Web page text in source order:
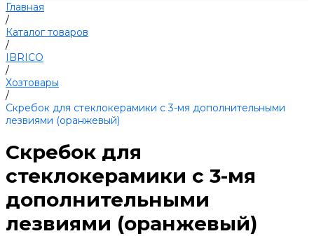
Главная
/
Каталог товаров
/
IBRICO
/
Хозтовары
/
Скребок для стеклокерамики с 3-мя дополнительными
лезвиями (оранжевый)
Скребок для
стеклокерамики с 3-мя
дополнительными
лезвиями (оранжевый)